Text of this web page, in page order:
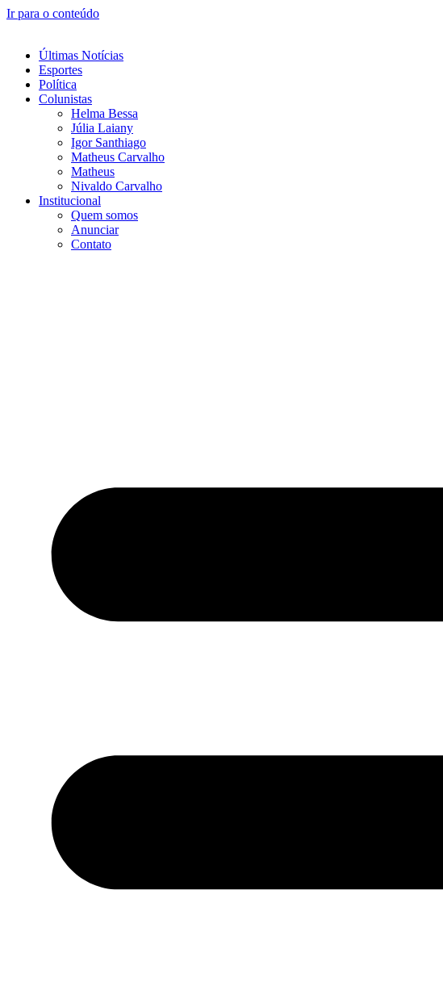
Ir para o conteúdo
Últimas Notícias
Esportes
Política
Colunistas
Helma Bessa
Júlia Laiany
Igor Santhiago
Matheus Carvalho
Matheus
Nivaldo Carvalho
Institucional
Quem somos
Anunciar
Contato